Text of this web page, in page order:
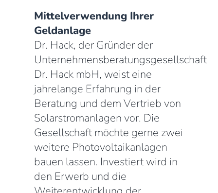
Mittelverwendung Ihrer
Geldanlage
Dr. Hack, der Gründer der
Unternehmensberatungsgesellschaft
Dr. Hack mbH, weist eine
jahrelange Erfahrung in der
Beratung und dem Vertrieb von
Solarstromanlagen vor. Die
Gesellschaft möchte gerne zwei
weitere Photovoltaikanlagen
bauen lassen. Investiert wird in
den Erwerb und die